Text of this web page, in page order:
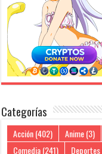
Categorías
Acción(402) Anime(3)
Comedia(241) Deportes